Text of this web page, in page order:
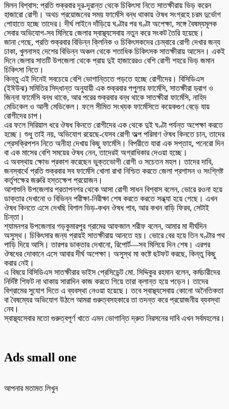
মিলন বিশ্বাস: প্রতি শুক্রবার দূর-দূরান্ত থেকে চিকিৎসা নিতে সাতক্ষীরায় ভিড় করেন
হাজারো রোগী। অথচ প্রয়োজনের সময় ফার্মেসি বন্ধ থাকায় ঔষধ সংগ্রহে চরম দুর্ভোগ
পোহাতে হচ্ছে তাদের। দীর্ঘ লাইনে দাঁড়িয়ে ঘণ্টার পর ঘণ্টা অপেক্ষা, সঙ্গে বৈষম্যমূলক
সেবার অভিযোগ-সব মিলিয়ে জেলার স্বাস্থ্যসেবায় নতুন করে সংকট তৈরি হয়েছে।
জানা গেছে, প্রতি শুক্রবার বিভিন্ন ক্লিনিক ও চিকিৎসকদের চেম্বারে রোগী দেখার জন্য
ঢাকা, খুলনাসহ দেশের বিভিন্ন অঞ্চল থেকে শতাধিক চিকিৎসক সাতক্ষীরায় আসেন। একই
দিনে জেলার সাতটি উপজেলা থেকে প্রায় দুই হাজারেরও বেশি রোগী শহরে ভিড় জমান
চিকিৎসা নিতে।
কিন্তু এই দিনেই সবচেয়ে বেশি ভোগান্তিতে পড়তে হচ্ছে রোগীদের। বিসিডিএস
(ইঈউঝ) সমিতির সিদ্ধান্ত অনুযায়ী এক শুক্রবার পপুলার ফার্মেসি, সাতক্ষীরা ড্রাগ ও
জিন্না ফার্মেসি বন্ধ থাকে, আর পরের শুক্রবার বন্ধ থাকে সাতক্ষীরা ফার্মেসি, নাহিদ
মেডিকেল ও আলী মেডিকেল। ফলে সীমিত সংখ্যক ফার্মেসিতে কয়েকগুণ বেড়ে যায়
রোগীদের চাপ।
এর ফলে সিরিয়াল ধরে ঔষধ কিনতে রোগীদের এক থেকে দুই ঘণ্টা পর্যন্ত অপেক্ষা করতে
হচ্ছে। শুধু তাই নয়, অভিযোগ রয়েছে-যেসব রোগী অল্প পরিমাণ ঔষধ কিনতে চান, তাদের
প্রেসক্রিপশন নিতে অনীহা দেখায় কিছু ফার্মেসি। বিপরীতে যারা এক সপ্তাহ, পনেরো দিন
বা এক মাসের বেশি সময়ের ঔষধ নেন, তাদেরই অগ্রাধিকার দেওয়া হচ্ছে।
এ অবস্থায় ক্ষোভ প্রকাশ করেছেন ভুক্তভোগী রোগী ও সচেতন মহল। তাদের দাবি,
জনস্বার্থে প্রতি শুক্রবার সব ফার্মেসি খোলা রাখা নিশ্চিত করতে জেলা প্রশাসন ও সংশ্লিষ্ট
কর্তৃপক্ষের জরুরি হস্তক্ষেপ প্রয়োজন।
আশাশুনি উপজেলার প্রতাপনগর থেকে আসা রোগী সাধন বিশ্বাস বলেন, ভোরে রওনা হয়ে
ডাক্তার দেখানো ও বিভিন্ন পরীক্ষা-নিরীক্ষা শেষ করতে করতে সন্ধ্যা হয়ে গেছে। এখন
ঔষধ কিনতে এসে দেখছি বিশাল ভিড়-কখন ঔষধ পাব, আর কখন বাড়ি ফিরব, সেটাই
চিন্তা।
শ্যামনগর উপজেলার গড়কুমারপুর গ্রামের আফজাল শরীফ বলেন, আমার মা দীর্ঘদিন
অসুস্থ। চিকিৎসার জন্য প্রায়ই সাতক্ষীরায় আনতে হয়। ভোরে বের হয়ে তিন ঘণ্টার পথ
পাড়ি দিয়ে আসি। তারপর ডাক্তার দেখানো, রিপোর্ট—সব মিলিয়ে দিন শেষ। এরপর
ঔষধের দোকানে এসে আবার দীর্ঘ অপেক্ষা। অসুস্থ মা কষ্টে ছটফট করছে, কিন্তু কিছু
করার নেই।
এ বিষয়ে বিসিডিএস সাতক্ষীরার ভাইস প্রেসিডেন্ট মো. সিদ্দিকুর রহমান বলেন, কর্মচারীদের
নির্দিষ্ট শিফট না থাকায় সারাদিন কাজ করতে গিয়ে তারা ক্লান্ত হয়ে পড়েন। তাদের
বিশ্রামের সুযোগ দিতে এ ব্যবস্থা নেওয়া হয়েছে। তবে স্বাস্থ্যসেবায় কোনো অনৈতিকতা
বা বৈষম্যের অভিযোগ উঠলে আমরা গুরুত্বসহকারে তা তদন্ত করে প্রয়োজনীয় ব্যবস্থা
নেব।
স্বাস্থ্যসেবার মতো গুরুত্বপূর্ণ খাতে এমন ভোগান্তি দ্রুত নিরসনের দাবি এখন সর্বমহলের।
Ads small one
আপনার মতামত লিখুন